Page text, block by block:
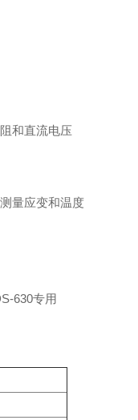
和直流电压
量应变和温度